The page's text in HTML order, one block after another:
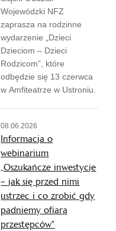
Wojewódzki NFZ
zaprasza na rodzinne
wydarzenie „Dzieci
Dzieciom – Dzieci
Rodzicom”, które
odbędzie się 13 czerwca
w Amfiteatrze w Ustroniu.
08.06.2026
Informacja o
webinarium
„Oszukańcze inwestycje
– jak się przed nimi
ustrzec i co zrobić gdy
padniemy ofiarą
przestępców"